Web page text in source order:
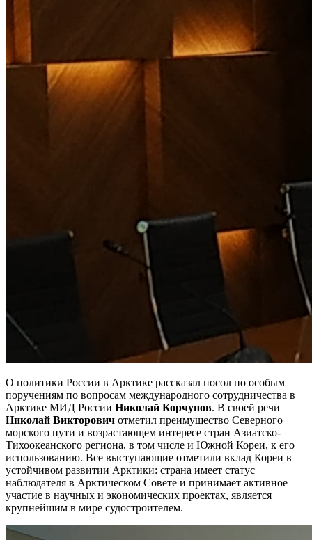
О политики России в Арктике рассказал посол по особым
поручениям по вопросам международного сотрудничества в
Арктике МИД России Николай Корчунов. В своей речи
Николай Викторович отметил преимущество Северного
морского пути и возрастающем интересе стран Азиатско-
Тихоокеанского региона, в том числе и Южной Кореи, к его
использованию. Все выступающие отметили вклад Кореи в
устойчивом развитии Арктики: страна имеет статус
наблюдателя в Арктическом Совете и принимает активное
участие в научных и экономических проектах, является
крупнейшим в мире судостроителем.